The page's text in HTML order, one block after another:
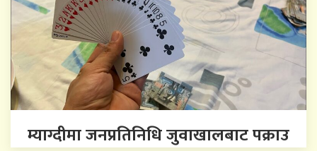
म्याग्दीमा जनप्रतिनिधि जुवाखालबाट पक्राउ